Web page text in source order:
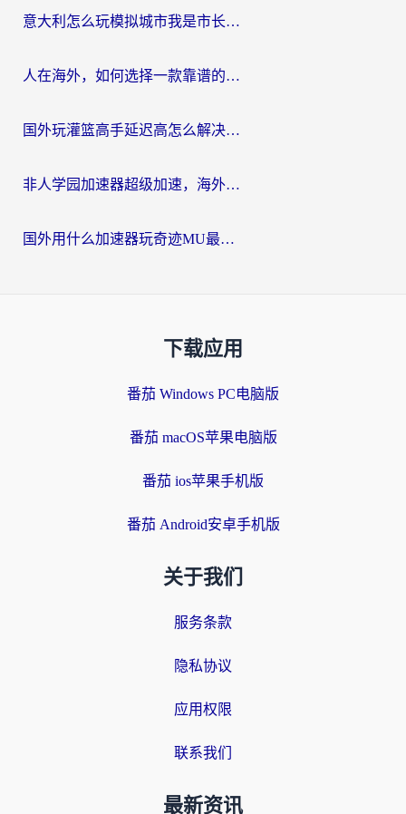
意大利怎么玩模拟城市我是市长？海外党国服游戏加速终极攻略（附三国3量子特攻解决办法）
人在海外，如何选择一款靠谱的玩剑灵2加速器？
国外玩灌篮高手延迟高怎么解决？海外玩家国服游戏加速终极指南
非人学园加速器超级加速，海外玩家重返国服的通行证
国外用什么加速器玩奇迹MU最好？2026海外玩家国服游戏加速全攻略
下载应用
番茄 Windows PC电脑版
番茄 macOS苹果电脑版
番茄 ios苹果手机版
番茄 Android安卓手机版
关于我们
服务条款
隐私协议
应用权限
联系我们
最新资讯